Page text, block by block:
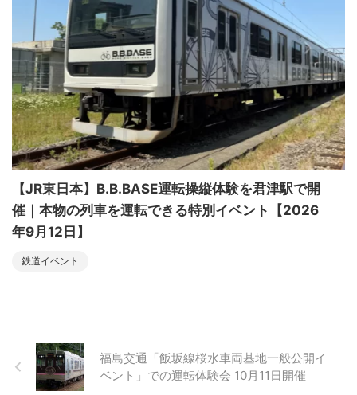
【JR東日本】B.B.BASE運転操縦体験を君津駅で開
催｜本物の列車を運転できる特別イベント【2026
年9月12日】
鉄道イベント
福島交通「飯坂線桜水車両基地一般公開イ
ベント」での運転体験会 10月11日開催